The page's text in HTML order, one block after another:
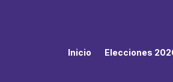
Inicio Elecciones